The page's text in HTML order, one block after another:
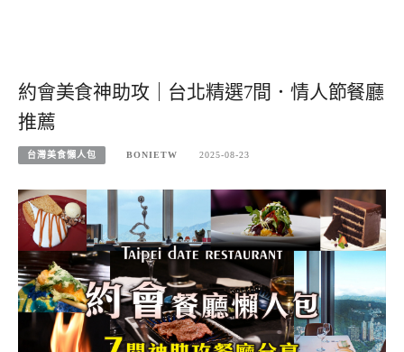
約會美食神助攻｜台北精選7間．情人節餐廳
推薦
台灣美食懶人包 BONIETW 2025-08-23